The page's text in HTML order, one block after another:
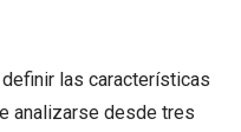
las características
analizarse desde tres